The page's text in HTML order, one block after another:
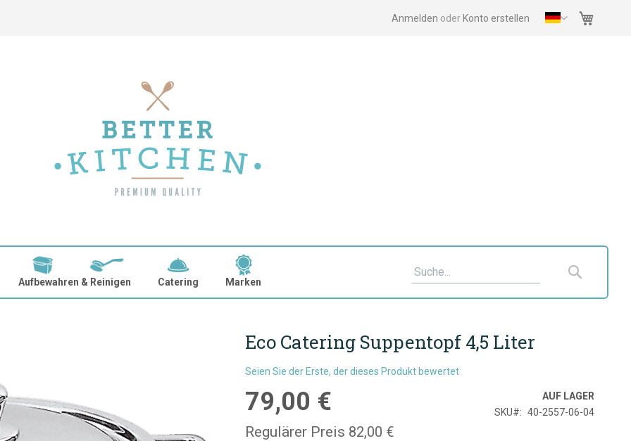
Anmelden Konto erstellen
Aufbewahren & Reinigen Catering Marken Suche
Eco Catering Suppentopf 4,5 Liter
Seien Sie der Erste, der dieses Produkt bewertet
Sonderpreis
79,00 €
Regulärer Preis 82,00 €
AUF LAGER
SKU
40-2557-06-04